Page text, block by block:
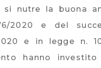
nutre la buona
2020 e del
e in legge n.
hanno